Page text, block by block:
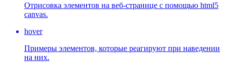
Отрисовка элементов на веб-странице с помощью html5
canvas.
hover
Примеры элементов, которые реагируют при наведении
на них.